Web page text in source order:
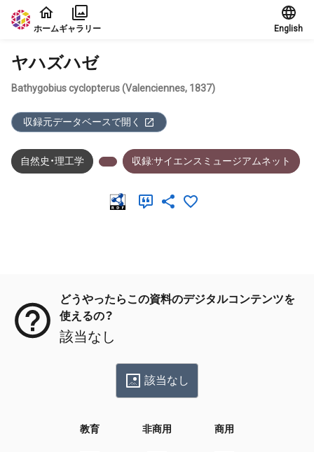
本文に飛ぶ
ホームギャラリー English
ヤハズハゼ
Bathygobius cyclopterus (Valenciennes, 1837)
収録元データベースで開く
自然史・理工学 収録:サイエンスミュージアムネット
どうやったらこの資料のデジタルコンテンツを
使えるの？
該当なし
該当なし
教育 非商用 商用